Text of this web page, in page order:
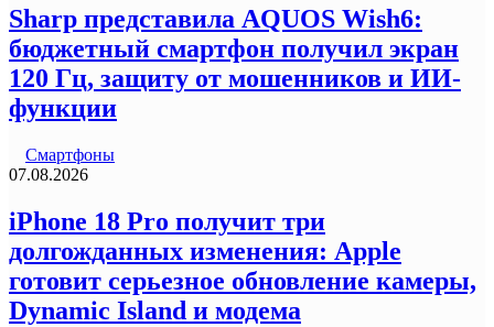
Sharp представила AQUOS Wish6:
бюджетный смартфон получил экран
120 Гц, защиту от мошенников и ИИ-
функции
Смартфоны
07.08.2026
iPhone 18 Pro получит три
долгожданных изменения: Apple
готовит серьезное обновление камеры,
Dynamic Island и модема